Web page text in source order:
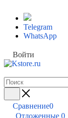
Telegram
WhatsApp
Войти
Сравнение0
Отложенные 0